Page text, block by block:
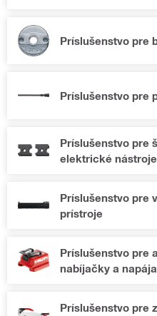
Príslušenstvo pre
Príslušenstvo pre
Príslušenstvo pre
elektrické nástroje
Príslušenstvo pre
prístroje
Príslušenstvo pre
nabíjačky a
Príslušenstvo pre